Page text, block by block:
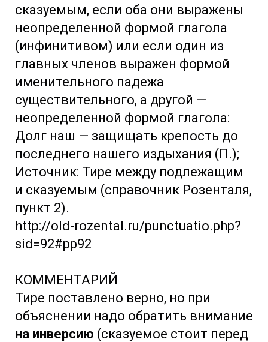
сказуемым, если оба они выражены
неопределенной формой глагола
(инфинитивом) или если один из
главных членов выражен формой
именительного падежа
существительного, а другой —
неопределенной формой глагола:
Долг наш — защищать крепость до
последнего нашего издыхания (П.);
Источник: Тире между подлежащим
и сказуемым (справочник Розенталя,
пункт 2).
http://old-rozental.ru/punctuatio.php?
sid=92#pp92
КОММЕНТАРИЙ
Тире поставлено верно, но при
объяснении надо обратить внимание
на инверсию (сказуемое стоит перед